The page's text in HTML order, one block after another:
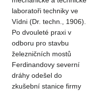
laboratoři techniky ve
Vídni (Dr. techn., 1906).
Po dvouleté praxi v
odboru pro stavbu
železničních mostů
Ferdinandovy severní
dráhy odešel do
zkušební stanice firmy